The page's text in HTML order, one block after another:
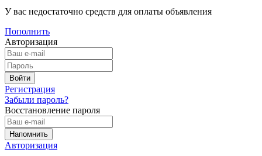
У вас недостаточно средств для оплаты объявления
Пополнить
Авторизация
Регистрация
Забыли пароль?
Восстановление пароля
Авторизация